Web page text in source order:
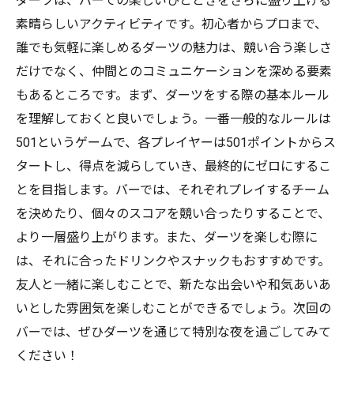
素晴らしいアクティビティです。初心者からプロまで、
誰でも気軽に楽しめるダーツの魅力は、競い合う楽しさ
だけでなく、仲間とのコミュニケーションを深める要素
もあるところです。まず、ダーツをする際の基本ルール
を理解しておくと良いでしょう。一番一般的なルールは
501というゲームで、各プレイヤーは501ポイントからス
タートし、得点を減らしていき、最終的にゼロにするこ
とを目指します。バーでは、それぞれプレイするチーム
を決めたり、個々のスコアを競い合ったりすることで、
より一層盛り上がります。また、ダーツを楽しむ際に
は、それに合ったドリンクやスナックもおすすめです。
友人と一緒に楽しむことで、新たな出会いや和気あいあ
いとした雰囲気を楽しむことができるでしょう。次回の
バーでは、ぜひダーツを通じて特別な夜を過ごしてみて
ください！